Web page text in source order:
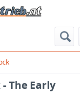
The Early